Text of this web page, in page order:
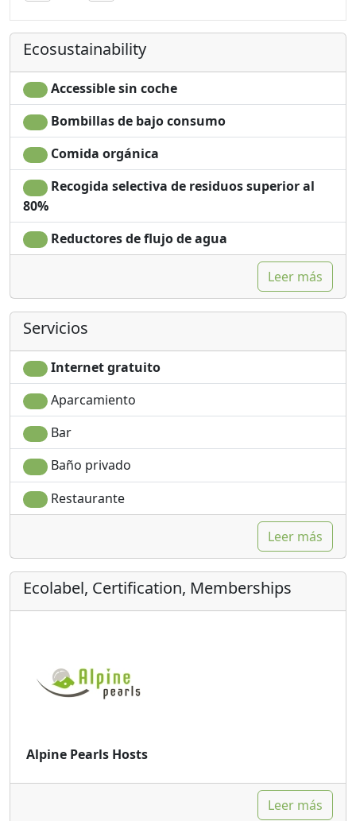
Ecosustainability
Accessible sin coche
Bombillas de bajo consumo
Comida orgánica
Recogida selectiva de residuos superior al
80%
Reductores de flujo de agua
Leer más
Servicios
Internet gratuito
Aparcamiento
Bar
Baño privado
Restaurante
Leer más
Ecolabel, Certification, Memberships
Alpine Pearls Hosts
Leer más